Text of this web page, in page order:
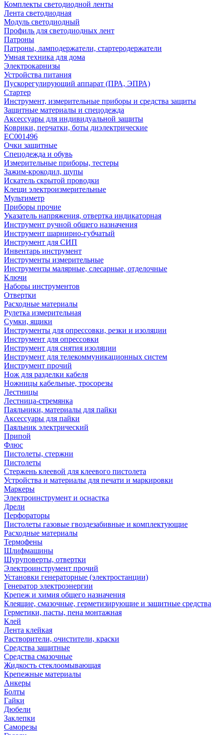
Комплекты светодиодной ленты
Лента светодиодная
Модуль светодиодный
Профиль для светодиодных лент
Патроны
Патроны, ламподержатели, стартеродержатели
Умная техника для дома
Электрокарнизы
Устройства питания
Пускорегулирующий аппарат (ПРА, ЭПРА)
Стартер
Инструмент, измерительные приборы и средства защиты
Защитные материалы и спецодежда
Аксессуары для индивидуальной защиты
Коврики, перчатки, боты диэлектрические
EC001496
Очки защитные
Спецодежда и обувь
Измерительные приборы, тестеры
Зажим-крокодил, щупы
Искатель скрытой проводки
Клещи электроизмерительные
Мультиметр
Приборы прочие
Указатель напряжения, отвертка индикаторная
Инструмент ручной общего назначения
Инструмент шарнирно-губчатый
Инструмент для СИП
Инвентарь инструмент
Инструменты измерительные
Инструменты малярные, слесарные, отделочные
Ключи
Наборы инструментов
Отвертки
Расходные материалы
Рулетка измерительная
Сумки, ящики
Инструменты для опрессовки, резки и изоляции
Инструмент для опрессовки
Инструмент для снятия изоляции
Инструмент для телекоммуникационных систем
Инструмент прочий
Нож для разделки кабеля
Ножницы кабельные, тросорезы
Лестницы
Лестница-стремянка
Паяльники, материалы для пайки
Аксессуары для пайки
Паяльник электрический
Припой
Флюс
Пистолеты, стержни
Пистолеты
Стержень клеевой для клеевого пистолета
Устройства и материалы для печати и маркировки
Маркеры
Электроинструмент и оснастка
Дрели
Перфораторы
Пистолеты газовые гвоздезабивные и комплектующие
Расходные материалы
Термофены
Шлифмашины
Шуруповерты, отвертки
Электроинструмент прочий
Установки генераторные (электростанции)
Генератор электроэнергии
Крепеж и химия общего назначения
Клеящие, смазочные, герметизирующие и защитные средства
Герметики, пасты, пена монтажная
Клей
Лента клейкая
Растворители, очистители, краски
Средства защитные
Средства смазочные
Жидкость стеклоомывающая
Крепежные материалы
Анкеры
Болты
Гайки
Дюбели
Заклепки
Саморезы